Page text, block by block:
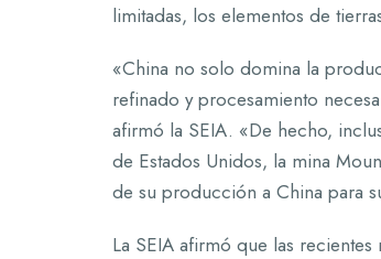
limitadas, los elementos de
«China no solo domina la
refinado y procesamiento
afirmó la SEIA. «De hecho,
de Estados Unidos, la mina
de su producción a China para
La SEIA afirmó que las